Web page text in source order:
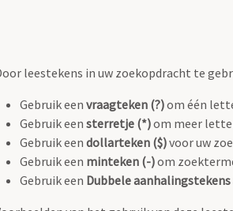
leestekens in uw zoekopdracht te
Gebruik een vraagteken (?)om één
Gebruik een sterretje (*)om meer
Gebruik een dollarteken ($)voor uw
Gebruik een minteken (-)om
Gebruik een Dubbele